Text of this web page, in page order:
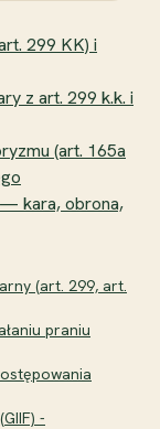
299 KK) i
z art. 299 k.k. i
(art. 165a
— kara, obrona,
(art. 299, art.
praniu
-